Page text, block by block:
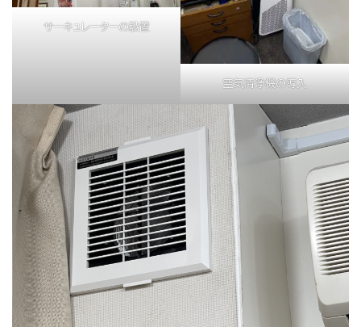
サーキュレーターの設置
空気清浄機の導入